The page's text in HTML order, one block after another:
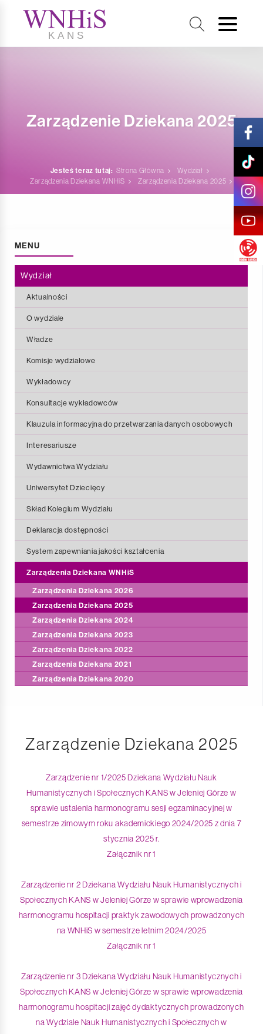
Zarządzenie Dziekana 2025
Jesteś teraz tutaj: Strona Główna
Wydział
Zarządzenia Dziekana WNHiS
Zarządzenia Dziekana 2025
MENU
Wydział
Aktualności
O wydziale
Władze
Komisje wydziałowe
Wykładowcy
Konsultacje wykładowców
Klauzula informacyjna do przetwarzania danych osobowych
Interesariusze
Wydawnictwa Wydziału
Uniwersytet Dziecięcy
Aktualności
Galeria
Skład Kolegium Wydziału
Deklaracja dostępności
System zapewniania jakości kształcenia
Zarządzenia Dziekana WNHiS
Zarządzenia Dziekana 2026
Zarządzenia Dziekana 2025
Zarządzenia Dziekana 2024
Zarządzenia Dziekana 2023
Zarządzenia Dziekana 2022
Zarządzenia Dziekana 2021
Zarządzenia Dziekana 2020
Zarządzenie Dziekana 2025
Zarządzenie nr 1/2025 Dziekana Wydziału Nauk
Humanistycznych i Społecznych KANS w Jeleniej Górze w
sprawie ustalenia harmonogramu sesji egzaminacyjnej w
semestrze zimowym roku akademickiego 2024/2025 z dnia 7
stycznia 2025 r.
Załącznik nr 1
Zarządzenie nr 2 DziekanaWydziału Nauk Humanistycznych i
Społecznych KANS w Jeleniej Górze w sprawie wprowadzenia
harmonogramu hospitacji praktyk zawodowych prowadzonych
na WNHiS w semestrze letnim 2024/2025
Załącznik nr 1
Zarządzenie nr 3 Dziekana Wydziału Nauk Humanistycznych i
Społecznych KANS w Jeleniej Górze w sprawie wprowadzenia
harmonogramu hospitacji zajęć dydaktycznych prowadzonych
na Wydziale Nauk Humanistycznych i Społecznych w